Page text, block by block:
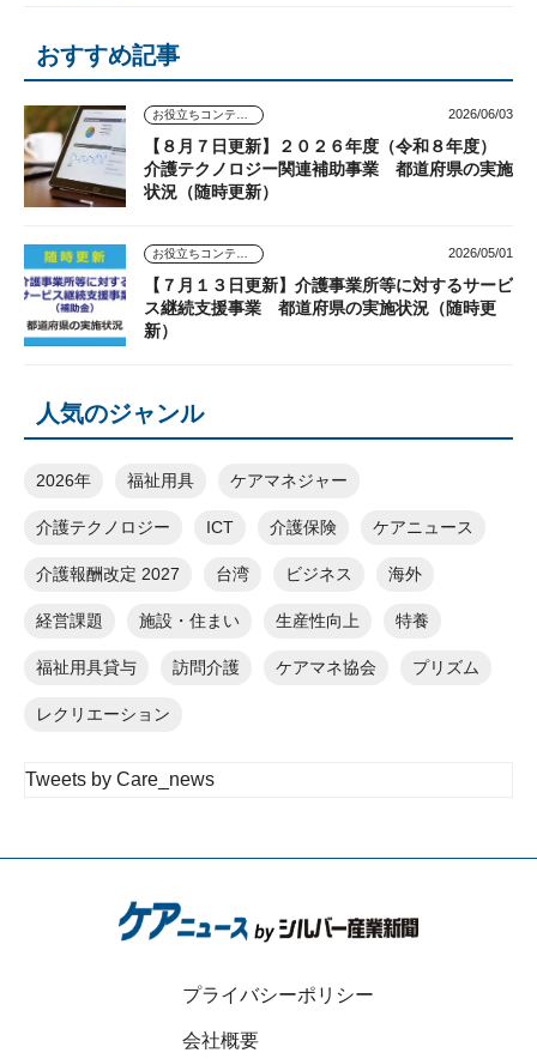
おすすめ記事
お役立ちコンテンツ 2026/06/03
【８月７日更新】２０２６年度（令和８年度）
介護テクノロジー関連補助事業 都道府県の実施
状況（随時更新）
お役立ちコンテンツ 2026/05/01
【７月１３日更新】介護事業所等に対するサービ
ス継続支援事業 都道府県の実施状況（随時更
新）
人気のジャンル
2026年 福祉用具 ケアマネジャー
介護テクノロジー ICT 介護保険 ケアニュース
介護報酬改定 2027 台湾 ビジネス 海外
経営課題 施設・住まい 生産性向上 特養
福祉用具貸与 訪問介護 ケアマネ協会 プリズム
レクリエーション
Tweets by Care_news
プライバシーポリシー
会社概要